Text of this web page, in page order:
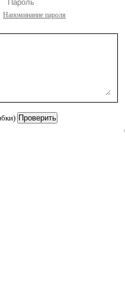
Напоминание пароля